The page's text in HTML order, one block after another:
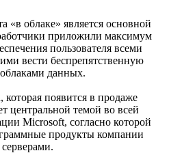
«в облаке» является основной
приложили максимум
пользователя всеми
вести беспрепятственную
данных.
появится в продаже
центральной темой во всей
Microsoft, согласно которой
продукты компании